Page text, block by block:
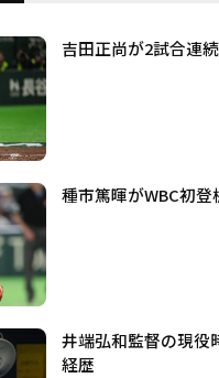
吉田正尚が2試合連
種市篤暉がWBC初
井端弘和監督の現
経歴